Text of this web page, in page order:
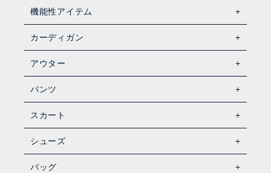
機能性アイテム
カーディガン
アウター
パンツ
スカート
シューズ
バッグ